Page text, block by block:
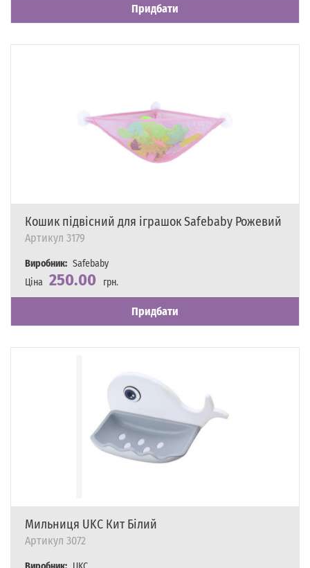
Придбати
Кошик підвісний для іграшок Safebaby Рожевий
Артикул 3179
Виробник: Safebaby
Ціна 250.00
грн.
Наявність
Є в наявності
Придбати
Мильниця UKC Кит Білий
Артикул 3072